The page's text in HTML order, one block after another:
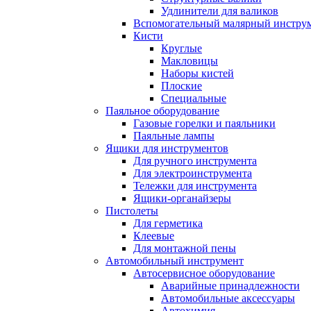
Удлинители для валиков
Вспомогательный малярный
Кисти
Круглые
Макловицы
Наборы кистей
Плоские
Специальные
Паяльное оборудование
Газовые горелки и паяльники
Паяльные лампы
Ящики для инструментов
Для ручного инструмента
Для электроинструмента
Тележки для инструмента
Ящики-органайзеры
Пистолеты
Для герметика
Клеевые
Для монтажной пены
Автомобильный инструмент
Автосервисное оборудование
Аварийные принадлежности
Автомобильные аксессуары